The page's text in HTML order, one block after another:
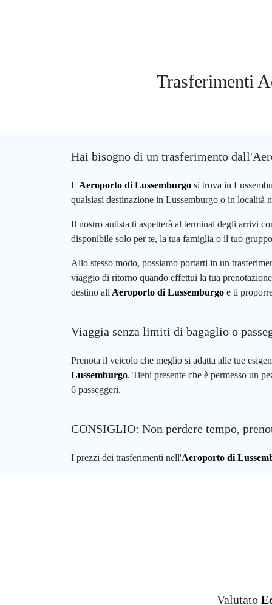
Trasferimenti
Hai bisogno di un trasferimento
L'Aeroporto di Lussemburgo si trova in
qualsiasi destinazione in Lussemburgo o in località
Il nostro autista ti aspetterà al terminal degli arrivi
disponibile solo per te, la tua famiglia o il tuo
Allo stesso modo, possiamo portarti in un
viaggio di ritorno quando effettui la tua
destino all'Aeroporto di Lussemburgo e ti
Viaggia senza limiti di bagaglio o
Prenota il veicolo che meglio si adatta alle tue
Lussemburgo. Tieni presente che è permesso un
6 passeggeri.
CONSIGLIO: Non perdere tempo,
I prezzi dei trasferimenti nell'Aeroporto di
Valutato